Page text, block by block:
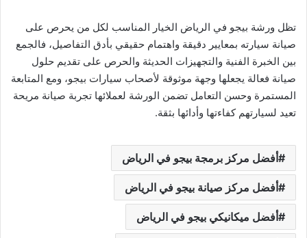
تظل ورشة بيجو في الرياض الخيار المناسب لكل من يحرص على
صيانة سيارته بمعايير دقيقة واهتمام حقيقي بأدق التفاصيل، فالجمع
بين الخبرة الفنية والتجهيزات الحديثة والحرص على تقديم حلول
صيانة فعالة يجعلها وجهة موثوقة لأصحاب سيارات بيجو، ومع المتابعة
المستمرة وحسن التعامل تضمن الورشة لعملائها تجربة صيانة مريحة
تعيد لسيارتهم كفاءتها وأدائها بثقة.
أفضل مركز برمجة بيجو في الرياض
أفضل مركز صيانة بيجو في الرياض
أفضل ميكانيكي بيجو في الرياض